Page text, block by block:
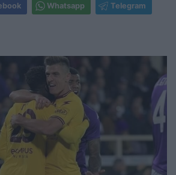
Whatsapp Telegram